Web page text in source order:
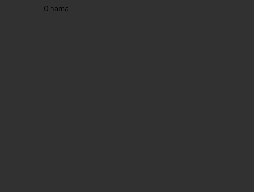
O nama